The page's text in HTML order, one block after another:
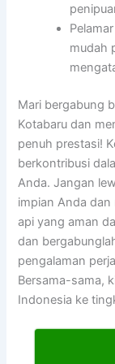
mudah
Mari bergabung
Kotabaru dan
penuh prestasi!
berkontribusi
Anda. Jangan
impian Anda dan
api yang aman
dan
pengalaman
Bersama-sama,
Indonesia ke